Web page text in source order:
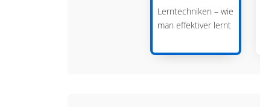
Lerntechniken – wie
man effektiver lernt